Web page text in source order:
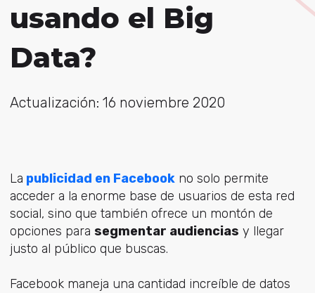
usando el Big
Data?
Actualización: 16 noviembre 2020
La publicidad en Facebookno solo permite
acceder a la enorme base de usuarios de esta red
social, sino que también ofrece un montón de
opciones para segmentar audiencias y llegar
justo al público que buscas.
Facebook maneja una cantidad increíble de datos